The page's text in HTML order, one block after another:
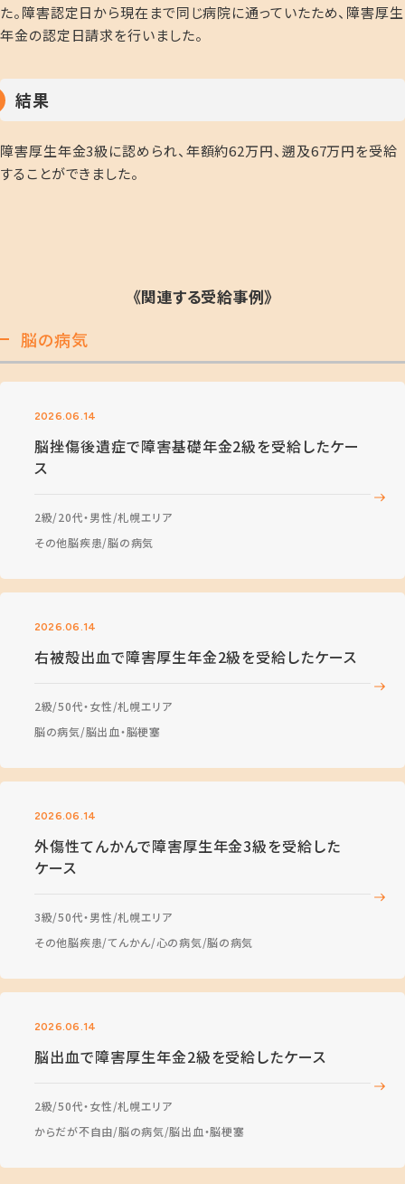
た。障害認定日から現在まで同じ病院に通っていたため、障害厚生
年金の認定日請求を行いました。
結果
障害厚生年金3級に認められ、年額約62万円、遡及67万円を受給
することができました。
《関連する受給事例》
脳の病気
2026.06.14
脳挫傷後遺症で障害基礎年金2級を受給したケー
ス
2級 20代・男性 札幌エリア
その他脳疾患 脳の病気
2026.06.14
右被殻出血で障害厚生年金2級を受給したケース
2級 50代・女性 札幌エリア
脳の病気 脳出血・脳梗塞
2026.06.14
外傷性てんかんで障害厚生年金3級を受給した
ケース
3級 50代・男性 札幌エリア
その他脳疾患 てんかん 心の病気 脳の病気
2026.06.14
脳出血で障害厚生年金2級を受給したケース
2級 50代・女性 札幌エリア
からだが不自由 脳の病気 脳出血・脳梗塞